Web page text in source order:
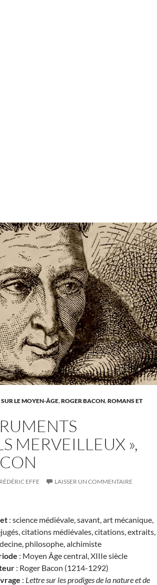
LE MOYEN-ÂGE,ROGER BACON,ROMANS ET
MERVEILLEUX »,
EFFE LAISSER UN COMMENTAIRE
: science médiévale, savant, art mécanique,
citations médiévales, citations, extraits,
philosophe, alchimiste
: Moyen Âge central, XIIIe siècle
: Roger Bacon (1214-1292)
: Lettre sur les prodiges de la nature et de